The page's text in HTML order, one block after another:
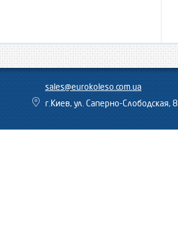
sales@eurokoleso.com.ua
г.Киев, ул. Саперно-Слободская, 8